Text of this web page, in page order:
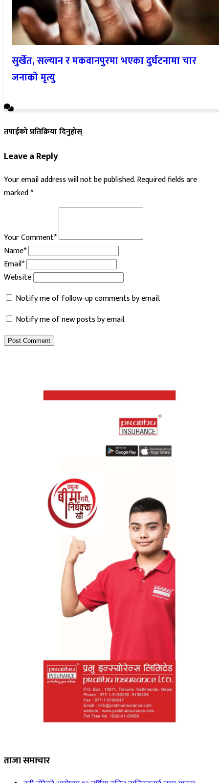
सुर्खेत, सल्यान र मकवानपुरमा भएका दुर्घटनामा चार
जनाको मृत्यु
तपाईको प्रतिक्रिया दिनुहोस्
Leave a Reply
Your email address will not be published.Required fields are
marked*
Your Comment*
Name*
Email*
Website
Notify me of follow-up comments by email.
Notify me of new posts by email.
ताजा समाचार